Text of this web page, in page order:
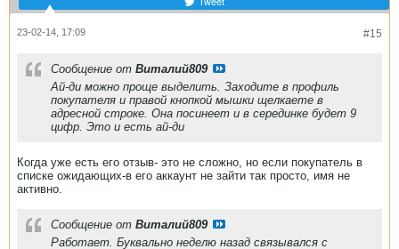
#15
23-02-14, 17:09
Сообщение от Виталий809
Ай-ди можно проще выделить. Заходите в профиль
покупателя и правой кнопкой мышки щелкаете в
адресной строке. Она посинеет и в серединке будет 9
цифр. Это и есть ай-ди
Когда уже есть его отзыв- это не сложно, но если покупатель в
списке ожидающих-в его аккаунт не зайти так просто, имя не
активно.
Сообщение от Виталий809
Работает. Буквально неделю назад связывался с